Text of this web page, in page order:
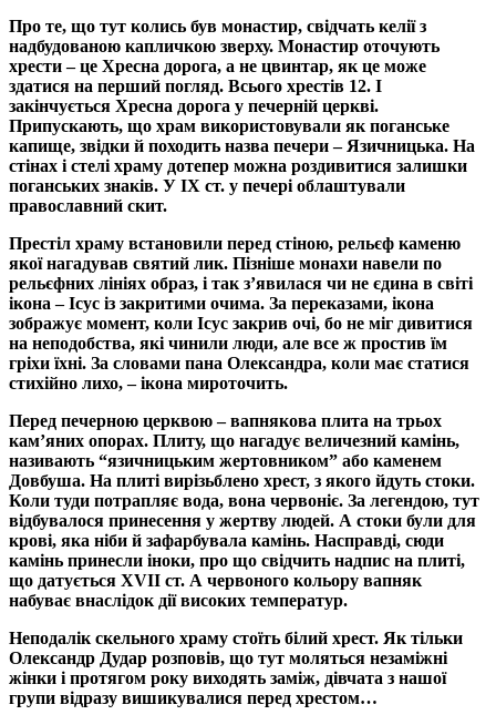
Про те, що тут колись був монастир, свідчать келії з
надбудованою капличкою зверху. Монастир оточують
хрести – це Хресна дорога, а не цвинтар, як це може
здатися на перший погляд. Всього хрестів 12. І
закінчується Хресна дорога у печерній церкві.
Припускають, що храм використовували як поганське
капище, звідки й походить назва печери – Язичницька. На
стінах і стелі храму дотепер можна роздивитися залишки
поганських знаків. У ІХ ст. у печері облаштували
православний скит.
Престіл храму встановили перед стіною, рельєф каменю
якої нагадував святий лик. Пізніше монахи навели по
рельєфних лініях образ, і так з’явилася чи не єдина в світі
ікона – Ісус із закритими очима. За переказами, ікона
зображує момент, коли Ісус закрив очі, бо не міг дивитися
на неподобства, які чинили люди, але все ж простив їм
гріхи їхні. За словами пана Олександра, коли має статися
стихійно лихо, – ікона мироточить.
Перед печерною церквою – вапнякова плита на трьох
кам’яних опорах. Плиту, що нагадує величезний камінь,
називають “язичницьким жер­тов­ником” або каменем
Довбуша. На плиті вирізьблено хрест, з якого йдуть стоки.
Коли туди потрапляє вода, вона червоніє. За легендою, тут
відбувалося принесення у жертву людей. А стоки були для
крові, яка ніби й зафарбувала камінь. Насправді, сюди
камінь принесли іноки, про що свідчить надпис на плиті,
що датується ХVІІ ст. А червоного кольору вапняк
набуває внаслідок дії високих температур.
Неподалік скельного храму стоїть білий хрест. Як тільки
Олександр Дудар розповів, що тут моляться незаміжні
жінки і протягом року виходять заміж, дівчата з нашої
групи відразу вишикувалися перед хрестом…